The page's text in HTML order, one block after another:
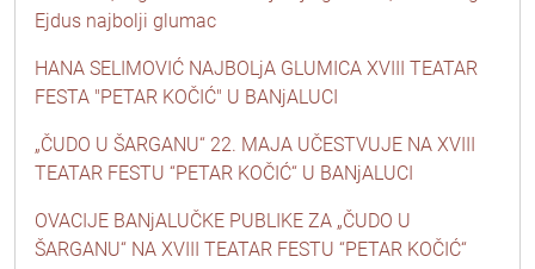
Ejdus najbolji glumac
HANA SELIMOVIĆ NAJBOLjA GLUMICA XVIII TEATAR
FESTA "PETAR KOČIĆ" U BANjALUCI
„ČUDO U ŠARGANU“ 22. MAJA UČESTVUJE NA XVIII
TEATAR FESTU “PETAR KOČIĆ“ U BANjALUCI
OVACIJE BANjALUČKE PUBLIKE ZA „ČUDO U
ŠARGANU“ NA XVIII TEATAR FESTU “PETAR KOČIĆ“